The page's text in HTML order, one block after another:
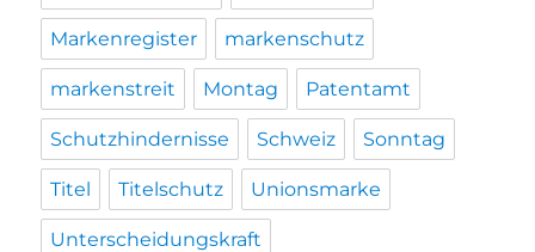
Markenregister markenschutz
markenstreit Montag Patentamt
Schutzhindernisse Schweiz Sonntag
Titel Titelschutz Unionsmarke
Unterscheidungskraft